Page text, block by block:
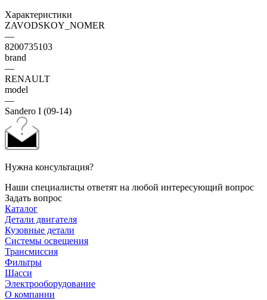
Характеристики
ZAVODSKOY_NOMER
—
8200735103
brand
—
RENAULT
model
—
Sandero I (09-14)
Нужна консультация?
Наши специалисты ответят на любой интересующий вопрос
Задать вопрос
Каталог
Детали двигателя
Кузовные детали
Системы освещения
Трансмиссия
Фильтры
Шасси
Электрооборудование
О компании